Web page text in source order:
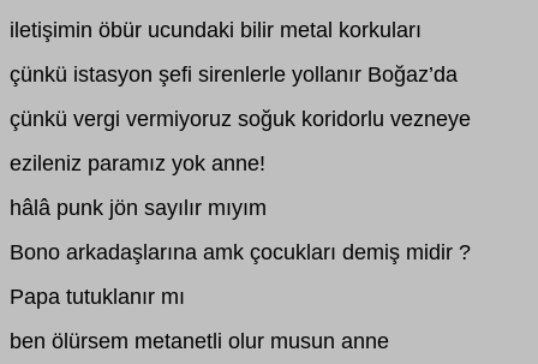
iletişimin öbür ucundaki bilir metal korkuları
çünkü istasyon şefi sirenlerle yollanır Boğaz’da
çünkü vergi vermiyoruz soğuk koridorlu vezneye
ezileniz paramız yok anne!
hâlâ punk jön sayılır mıyım
Bono arkadaşlarına amk çocukları demiş midir ?
Papa tutuklanır mı
ben ölürsem metanetli olur musun anne